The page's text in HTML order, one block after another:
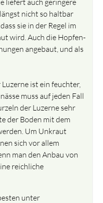
nicht so haltbar
sie in der Regel im
wird. Auch die Hopfen-
angebaut, und als
ist ein feuchter,
muss auf jeden Fall
der Luzerne sehr
der Boden mit dem
Um Unkraut
sich vor allem
man den Anbau von
reichliche
unter